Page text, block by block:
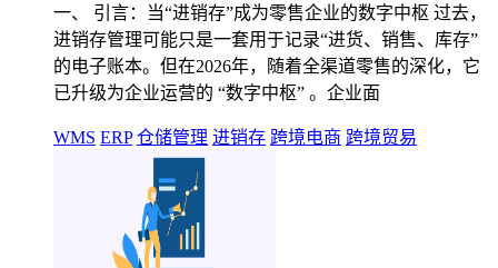
一、 引言：当“进销存”成为零售企业的数字中枢 过去，
进销存管理可能只是一套用于记录“进货、销售、库存”
的电子账本。但在2026年，随着全渠道零售的深化，它
已升级为企业运营的 “数字中枢” 。企业面
WMS ERP 仓储管理 进销存 跨境电商 跨境贸易